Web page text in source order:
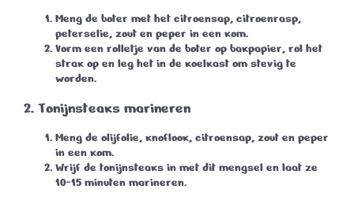
Meng de boter met het citroensap, citroenrasp,
peterselie, zout en peper in een kom.
Vorm een rolletje van de boter op bakpapier, rol het
strak op en leg het in de koelkast om stevig te
worden.
2. Tonijnsteaks marineren
Meng de olijfolie, knoflook, citroensap, zout en peper
in een kom.
Wrijf de tonijnsteaks in met dit mengsel en laat ze
10-15 minuten marineren.